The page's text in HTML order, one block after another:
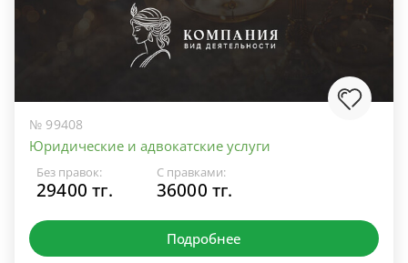
№ 99408
Юридические и адвокатские услуги
Без правок:
29400 тг.
С правками:
36000 тг.
Подробнее